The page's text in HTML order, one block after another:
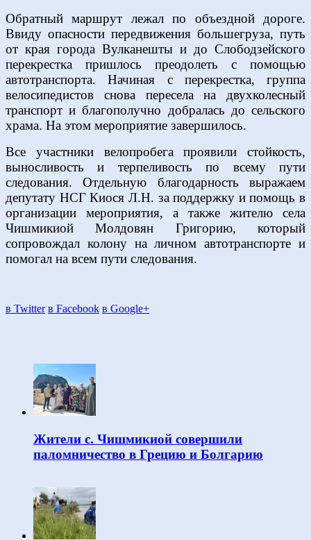
Обратный маршрут лежал по объездной дороге.
Ввиду опасности передвижения большегруза, путь
от края города Вулканешты и до Слободзейского
перекрестка пришлось преодолеть с помощью
автотранспорта. Начиная с перекрестка, группа
велосипедистов снова пересела на двухколесный
транспорт и благополучно добралась до сельского
храма. На этом мероприятие завершилось.
Все участники велопробега проявили стойкость,
выносливость и терпеливость по всему пути
следования. Отдельную благодарность выражаем
депутату НСГ Киося Л.Н. за поддержку и помощь в
организации мероприятия, а также жителю села
Чишмикиой Молдовян Григорию, который
сопровождал колону на личном автотранспорте и
помогал на всем пути следования.
в Twitter в Facebook в Google+
Жители с. Чишмикиой совершили
паломничество в Грецию и Болгарию